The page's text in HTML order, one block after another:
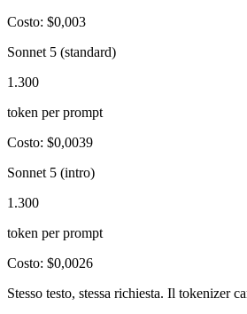
Costo: $0,003
Sonnet 5 (standard)
1.300
token per prompt
Costo: $0,0039
Sonnet 5 (intro)
1.300
token per prompt
Costo: $0,0026
Stesso testo, stessa richiesta. Il tokenizer